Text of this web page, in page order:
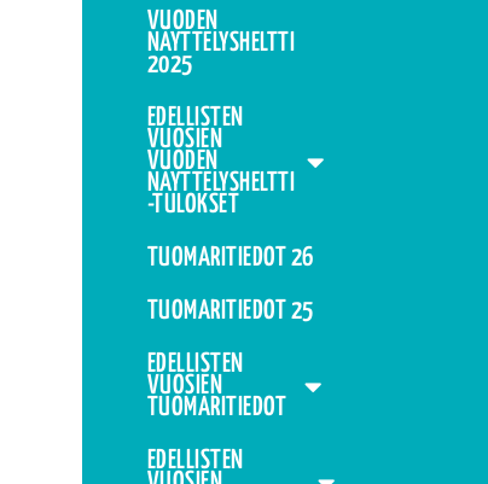
VUODEN
NÄYTTELYSHELTTI
2025
EDELLISTEN
VUOSIEN
VUODEN
NÄYTTELYSHELTTI
-TULOKSET
TUOMARITIEDOT 26
TUOMARITIEDOT 25
EDELLISTEN
VUOSIEN
TUOMARITIEDOT
EDELLISTEN